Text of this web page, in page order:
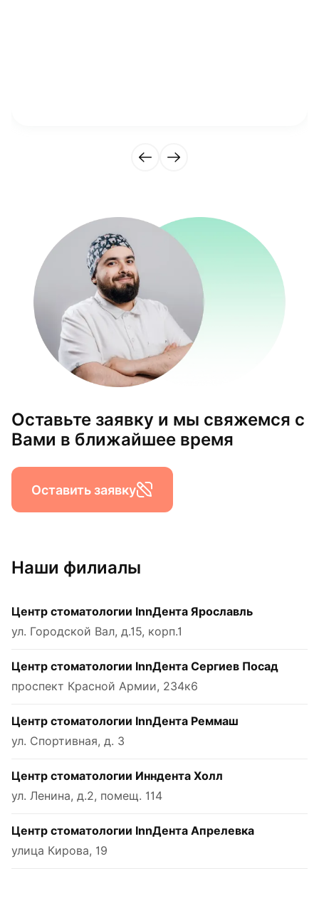
Оставьте заявку и мы свяжемся с
Вами в ближайшее время
Оставить заявку
Наши филиалы
Центр стоматологии InnДента Ярославль
ул. Городской Вал, д.15, корп.1
Центр стоматологии InnДента Сергиев Посад
проспект Красной Армии, 234к6
Центр стоматологии InnДента Реммаш
ул. Спортивная, д. 3
Центр стоматологии Инндента Холл
ул. Ленина, д.2, помещ. 114
Центр стоматологии InnДента Апрелевка
улица Кирова, 19